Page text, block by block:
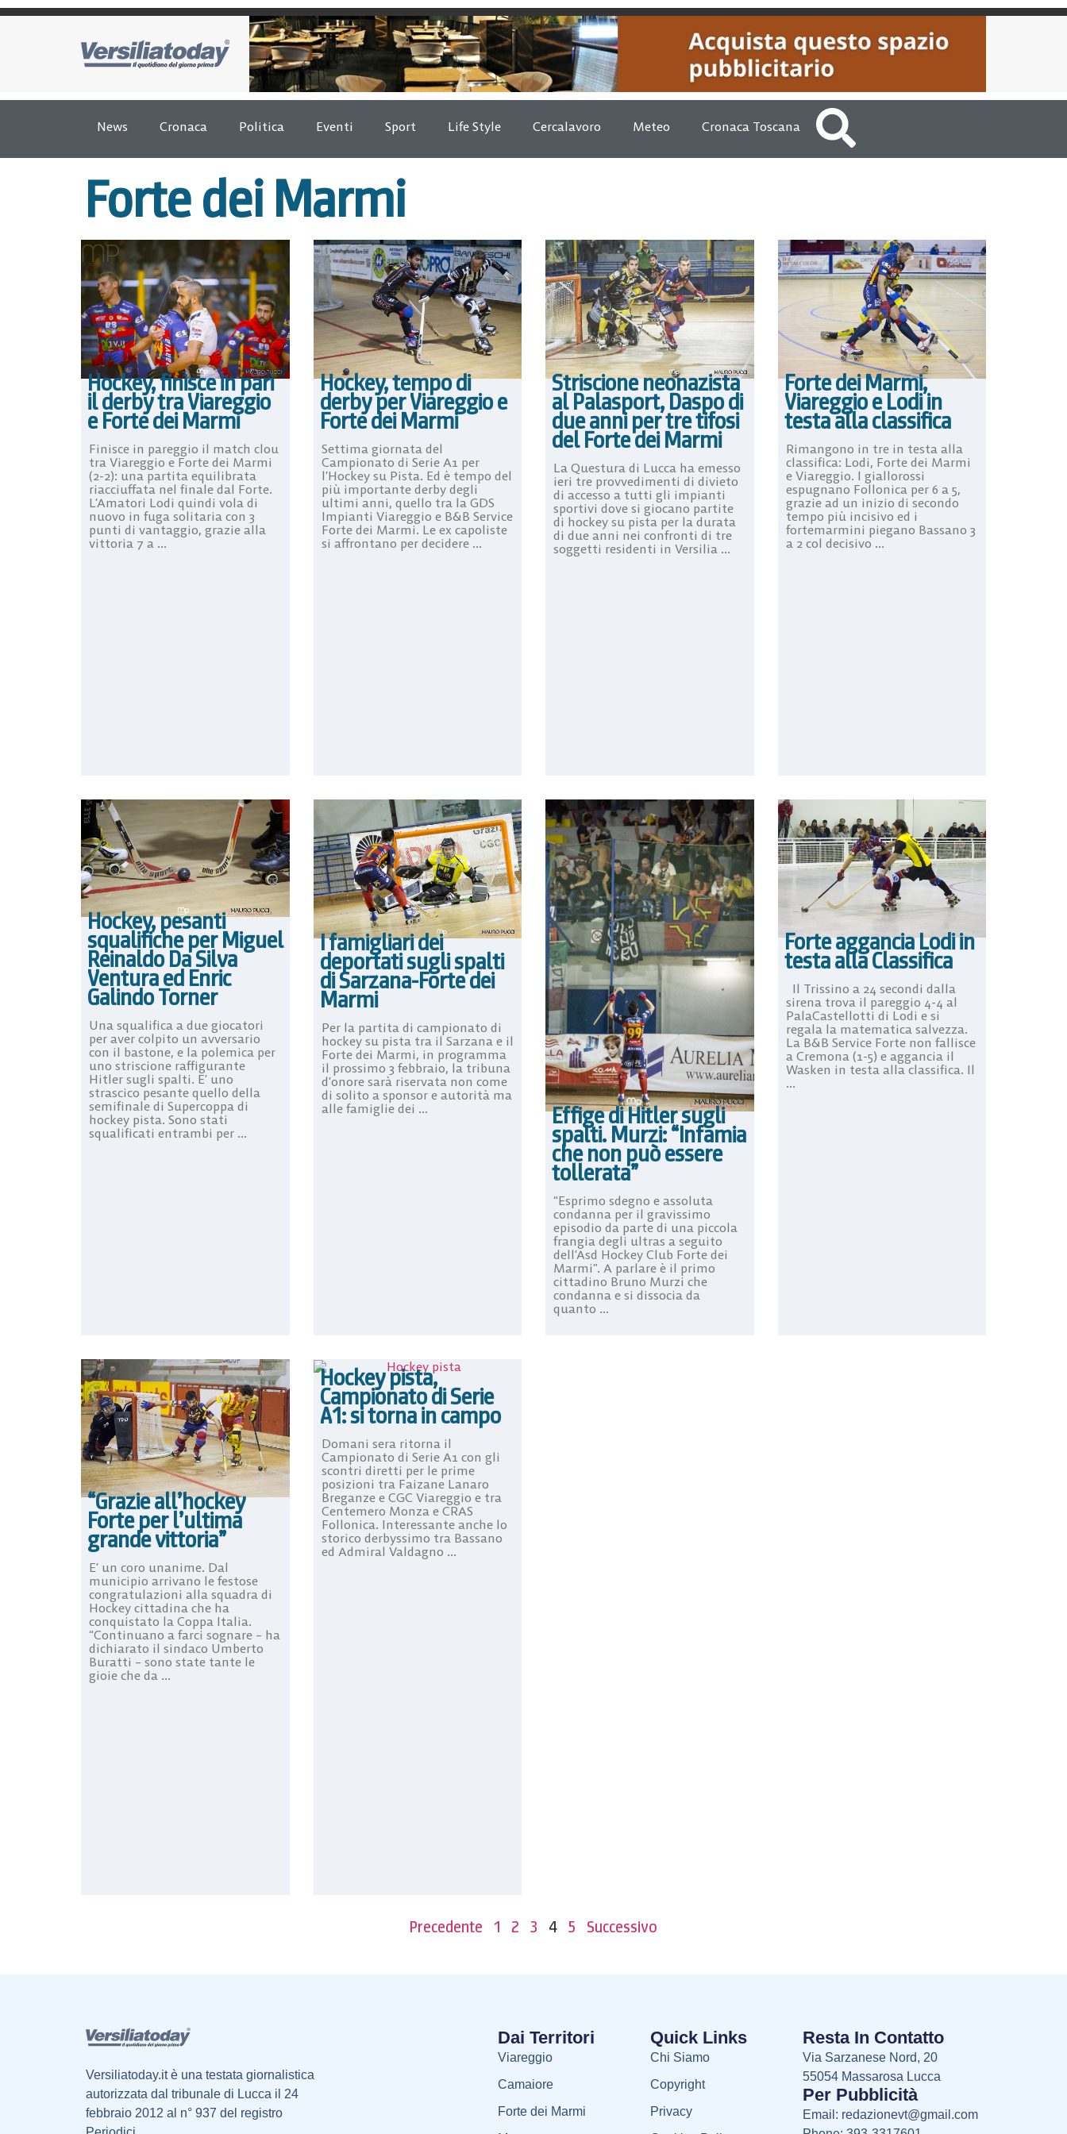
News Cronaca Politica Eventi Sport Life Style Cercalavoro Meteo Cronaca Toscana
Forte dei Marmi
Hockey, finisce in pari
il derby tra Viareggio
e Forte dei Marmi
Finisce in pareggio il match clou
tra Viareggio e Forte dei Marmi
(2-2): una partita equilibrata
riacciuffata nel finale dal Forte.
L’Amatori Lodi quindi vola di
nuovo in fuga solitaria con 3
punti di vantaggio, grazie alla
vittoria 7 a ...
Hockey, tempo di
derby per Viareggio e
Forte dei Marmi
Settima giornata del
Campionato di Serie A1 per
l’Hockey su Pista. Ed è tempo del
più importante derby degli
ultimi anni, quello tra la GDS
Impianti Viareggio e B&B Service
Forte dei Marmi. Le ex capoliste
si affrontano per decidere ...
Striscione neonazista
al Palasport, Daspo di
due anni per tre tifosi
del Forte dei Marmi
La Questura di Lucca ha emesso
ieri tre provvedimenti di divieto
di accesso a tutti gli impianti
sportivi dove si giocano partite
di hockey su pista per la durata
di due anni nei confronti di tre
soggetti residenti in Versilia ...
Forte dei Marmi,
Viareggio e Lodi in
testa alla classifica
Rimangono in tre in testa alla
classifica: Lodi, Forte dei Marmi
e Viareggio. I giallorossi
espugnano Follonica per 6 a 5,
grazie ad un inizio di secondo
tempo più incisivo ed i
fortemarmini piegano Bassano 3
a 2 col decisivo ...
Hockey, pesanti
squalifiche per Miguel
Reinaldo Da Silva
Ventura ed Enric
Galindo Torner
Una squalifica a due giocatori
per aver colpito un avversario
con il bastone, e la polemica per
uno striscione raffigurante
Hitler sugli spalti. E’ uno
strascico pesante quello della
semifinale di Supercoppa di
hockey pista. Sono stati
squalificati entrambi per ...
I famigliari dei
deportati sugli spalti
di Sarzana-Forte dei
Marmi
Per la partita di campionato di
hockey su pista tra il Sarzana e il
Forte dei Marmi, in programma
il prossimo 3 febbraio, la tribuna
d’onore sarà riservata non come
di solito a sponsor e autorità ma
alle famiglie dei ...
Effige di Hitler sugli
spalti. Murzi: “Infamia
che non può essere
tollerata”
“Esprimo sdegno e assoluta
condanna per il gravissimo
episodio da parte di una piccola
frangia degli ultras a seguito
dell’Asd Hockey Club Forte dei
Marmi”. A parlare è il primo
cittadino Bruno Murzi che
condanna e si dissocia da
quanto ...
Forte aggancia Lodi in
testa alla Classifica
Il Trissino a 24 secondi dalla
sirena trova il pareggio 4-4 al
PalaCastellotti di Lodi e si
regala la matematica salvezza.
La B&B Service Forte non fallisce
a Cremona (1-5) e aggancia il
Wasken in testa alla classifica. Il
...
“Grazie all’hockey
Forte per l’ultima
grande vittoria”
E’ un coro unanime. Dal
municipio arrivano le festose
congratulazioni alla squadra di
Hockey cittadina che ha
conquistato la Coppa Italia.
“Continuano a farci sognare – ha
dichiarato il sindaco Umberto
Buratti – sono state tante le
gioie che da ...
Hockey pista,
Campionato di Serie
A1: si torna in campo
Domani sera ritorna il
Campionato di Serie A1 con gli
scontri diretti per le prime
posizioni tra Faizane Lanaro
Breganze e CGC Viareggio e tra
Centemero Monza e CRAS
Follonica. Interessante anche lo
storico derbyssimo tra Bassano
ed Admiral Valdagno ...
Precedente 1 2 3 4 5 Successivo
Versiliatoday.it è una testata giornalistica
autorizzata dal tribunale di Lucca il 24
febbraio 2012 al n° 937 del registro
Dai Territori
Viareggio
Camaiore
Forte dei Marmi
Quick Links
Chi Siamo
Copyright
Privacy
Resta In Contatto
Via Sarzanese Nord, 20
55054 Massarosa Lucca
Per Pubblicità
Email: redazionevt@gmail.com